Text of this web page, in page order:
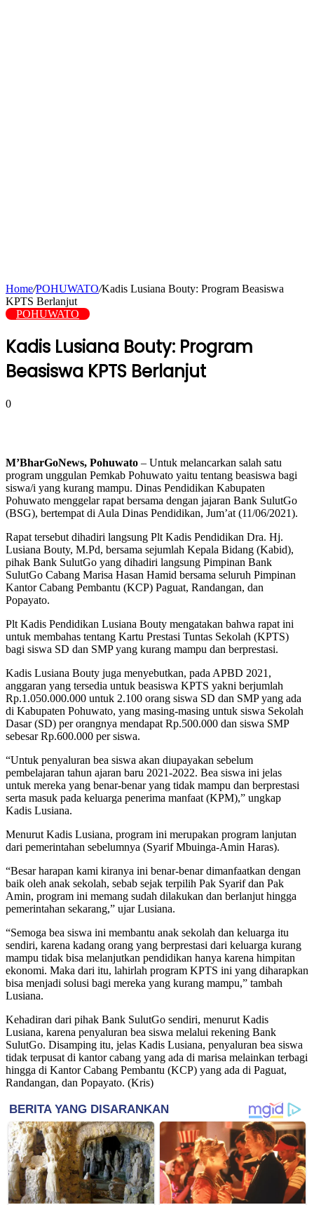
Home/POHUWATO/Kadis Lusiana Bouty: Program Beasiswa
KPTS Berlanjut
POHUWATO
Kadis Lusiana Bouty: Program
Beasiswa KPTS Berlanjut
0
M’BharGoNews, Pohuwato – Untuk melancarkan salah satu
program unggulan Pemkab Pohuwato yaitu tentang beasiswa bagi
siswa/i yang kurang mampu. Dinas Pendidikan Kabupaten
Pohuwato menggelar rapat bersama dengan jajaran Bank SulutGo
(BSG), bertempat di Aula Dinas Pendidikan, Jum’at (11/06/2021).
Rapat tersebut dihadiri langsung Plt Kadis Pendidikan Dra. Hj.
Lusiana Bouty, M.Pd, bersama sejumlah Kepala Bidang (Kabid),
pihak Bank SulutGo yang dihadiri langsung Pimpinan Bank
SulutGo Cabang Marisa Hasan Hamid bersama seluruh Pimpinan
Kantor Cabang Pembantu (KCP) Paguat, Randangan, dan
Popayato.
Plt Kadis Pendidikan Lusiana Bouty mengatakan bahwa rapat ini
untuk membahas tentang Kartu Prestasi Tuntas Sekolah (KPTS)
bagi siswa SD dan SMP yang kurang mampu dan berprestasi.
Kadis Lusiana Bouty juga menyebutkan, pada APBD 2021,
anggaran yang tersedia untuk beasiswa KPTS yakni berjumlah
Rp.1.050.000.000 untuk 2.100 orang siswa SD dan SMP yang ada
di Kabupaten Pohuwato, yang masing-masing untuk siswa Sekolah
Dasar (SD) per orangnya mendapat Rp.500.000 dan siswa SMP
sebesar Rp.600.000 per siswa.
“Untuk penyaluran bea siswa akan diupayakan sebelum
pembelajaran tahun ajaran baru 2021-2022. Bea siswa ini jelas
untuk mereka yang benar-benar yang tidak mampu dan berprestasi
serta masuk pada keluarga penerima manfaat (KPM),” ungkap
Kadis Lusiana.
Menurut Kadis Lusiana, program ini merupakan program lanjutan
dari pemerintahan sebelumnya (Syarif Mbuinga-Amin Haras).
“Besar harapan kami kiranya ini benar-benar dimanfaatkan dengan
baik oleh anak sekolah, sebab sejak terpilih Pak Syarif dan Pak
Amin, program ini memang sudah dilakukan dan berlanjut hingga
pemerintahan sekarang,” ujar Lusiana.
“Semoga bea siswa ini membantu anak sekolah dan keluarga itu
sendiri, karena kadang orang yang berprestasi dari keluarga kurang
mampu tidak bisa melanjutkan pendidikan hanya karena himpitan
ekonomi. Maka dari itu, lahirlah program KPTS ini yang diharapkan
bisa menjadi solusi bagi mereka yang kurang mampu,” tambah
Lusiana.
Kehadiran dari pihak Bank SulutGo sendiri, menurut Kadis
Lusiana, karena penyaluran bea siswa melalui rekening Bank
SulutGo. Disamping itu, jelas Kadis Lusiana, penyaluran bea siswa
tidak terpusat di kantor cabang yang ada di marisa melainkan terbagi
hingga di Kantor Cabang Pembantu (KCP) yang ada di Paguat,
Randangan, dan Popayato. (Kris)